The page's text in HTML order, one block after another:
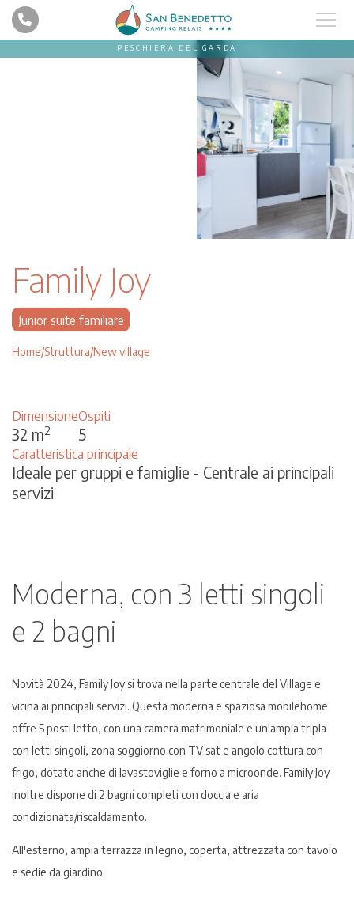
PESCHIERA DEL GARDA
Family Joy
Junior suite familiare
Home Struttura New village
Dimensione
32 m2
Ospiti
5
Caratteristica principale
Ideale per gruppi e famiglie - Centrale ai principali
servizi
Moderna, con 3 letti singoli
e 2 bagni
Novità 2024, Family Joy si trova nella parte centrale del Village e
vicina ai principali servizi. Questa moderna e spaziosa mobilehome
offre 5 posti letto, con una camera matrimoniale e un'ampia tripla
con letti singoli, zona soggiorno con TV sat e angolo cottura con
frigo, dotato anche di lavastoviglie e forno a microonde. Family Joy
inoltre dispone di 2 bagni completi con doccia e aria
condizionata/riscaldamento.
All'esterno, ampia terrazza in legno, coperta, attrezzata con tavolo
e sedie da giardino.